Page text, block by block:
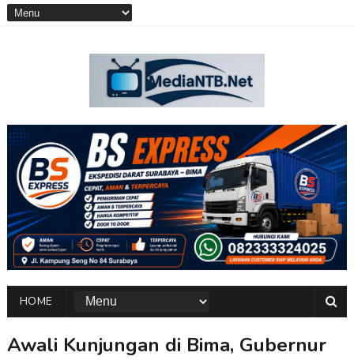
HOME
Awali Kunjungan di Bima, Gubernur